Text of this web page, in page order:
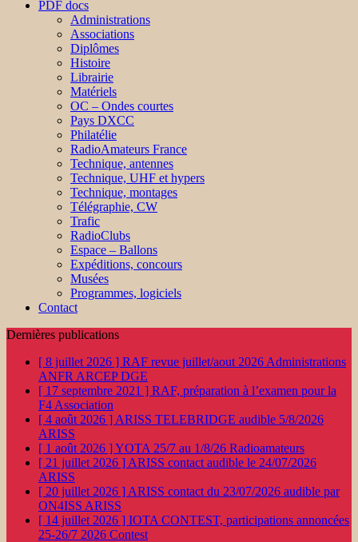
PDF docs
Administrations
Associations
Diplômes
Histoire
Librairie
Matériels
OC – Ondes courtes
Pays DXCC
Philatélie
RadioAmateurs France
Technique, antennes
Technique, UHF et hypers
Technique, montages
Télégraphie, CW
Trafic
RadioClubs
Espace – Ballons
Expéditions, concours
Musées
Programmes, logiciels
Contact
Dernières publications
[ 8 juillet 2026 ] RAF revue juillet/aout 2026 Administrations
ANFR ARCEP DGE
[ 17 septembre 2021 ] RAF, préparation à l’examen pour la
F4 Association
[ 4 août 2026 ] ARISS TELEBRIDGE audible 5/8/2026
ARISS
[ 1 août 2026 ]YOTA 25/7 au 1/8/26 Radioamateurs
[ 21 juillet 2026 ] ARISS contact audible le 24/07/2026
ARISS
[ 20 juillet 2026 ] ARISS contact du 23/07/2026 audible par
ON4ISS ARISS
[ 14 juillet 2026 ] IOTA CONTEST, participations annoncées
25-26/7 2026 Contest